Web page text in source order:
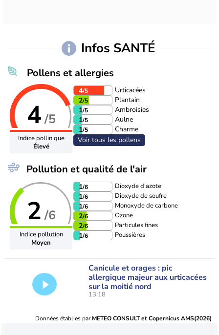
Infos SANTÉ
Pollens et allergies
4/5
Indice pollinique
Élevé
4/5
Urticacées
2/5
Plantain
1/5
Ambroisies
1/5
Aulne
1/5
Charme
Voir tous les pollens
Pollution et qualité de l'air
2 /6
Indice pollution
Moyen
1/6 Dioxyde d'azote
1/6 Dioxyde de soufre
1/6 Monoxyde de carbone
2/6 Ozone
2/6 Particules fines
1/6 Poussières
Canicule et orages : pic
allergique majeur aux urticacées
sur la moitié nord
13:18
Données établies parMETEO CONSULT et Copernicus AMS(2026)